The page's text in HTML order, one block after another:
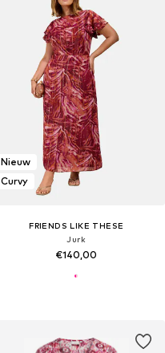
Nieuw
Curvy
FRIENDS LIKE THESE
Jurk
€140,00